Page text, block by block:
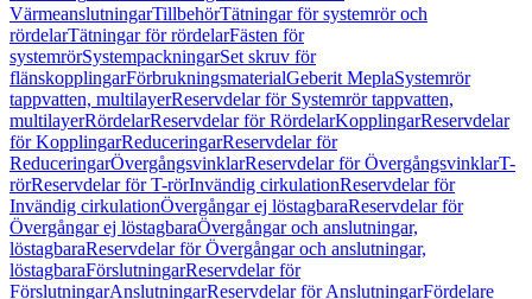
VärmeanslutningarTillbehörTätningar för systemrör och
rördelarTätningar för rördelarFästen för
systemrörSystempackningarSet skruv för
flänskopplingarFörbrukningsmaterialGeberit MeplaSystemrör
tappvatten, multilayerReservdelar för Systemrör tappvatten,
multilayerRördelarReservdelar för RördelarKopplingarReservdelar
för KopplingarReduceringarReservdelar för
ReduceringarÖvergångsvinklarReservdelar för ÖvergångsvinklarT-
rörReservdelar för T-rörInvändig cirkulationReservdelar för
Invändig cirkulationÖvergångar ej löstagbaraReservdelar för
Övergångar ej löstagbaraÖvergångar och anslutningar,
löstagbaraReservdelar för Övergångar och anslutningar,
löstagbaraFörslutningarReservdelar för
FörslutningarAnslutningarReservdelar för AnslutningarFördelare